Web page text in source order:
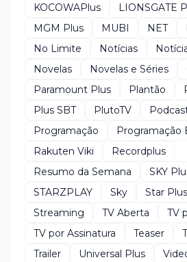
KOCOWAPlus
LIONSGATE
MGM Plus
MUBI NET
No Limite
Notícias
Novelas
Novelas e Séries
Paramount Plus
Plantão
Plus SBT
PlutoTV
Programação
Programação
Rakuten Viki
Recordplus
Resumo da Semana
SKY
STARZPLAY
Sky Star Plus
Streaming
TV Aberta
TV
TV por Assinatura
Teaser
Trailer
Universal Plus